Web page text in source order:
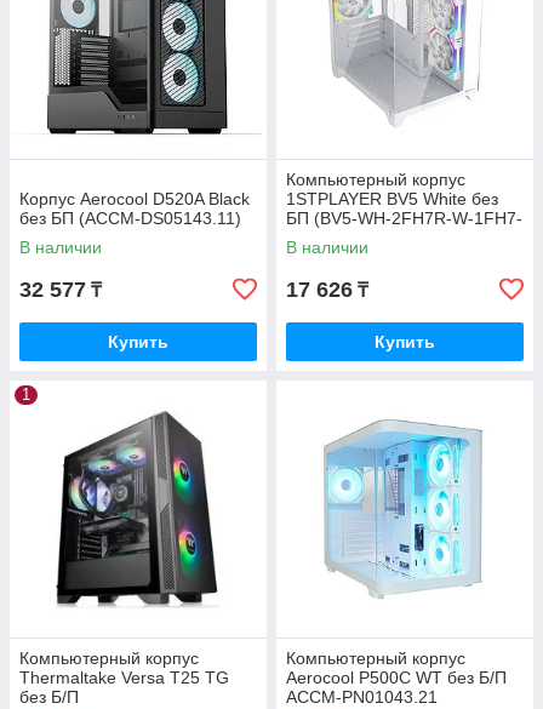
Корпус Aerocool D520A Black
без БП (ACCM-DS05143.11)
В наличии
32 577 ₸
Купить
Компьютерный корпус
1STPLAYER BV5 White без
БП (BV5-WH-2FH7R-W-1FH7-
W)
В наличии
17 626 ₸
Купить
1
Компьютерный корпус
Thermaltake Versa T25 TG
без Б/П
Компьютерный корпус
Aerocool P500C WT без Б/П
ACCM-PN01043.21